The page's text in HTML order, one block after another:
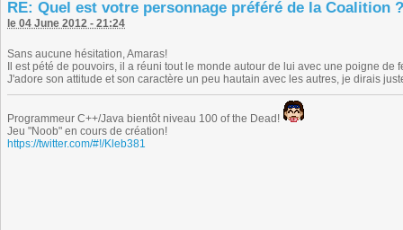
RE: Quel est votre personnage préféré de la Coalition ?
le 04 June 2012 - 21:24
Sans aucune hésitation, Amaras!
Il est pété de pouvoirs, il a réuni tout le monde autour de lui avec une poigne
J'adore son attitude et son caractère un peu hautain avec les autres, je dirais
Programmeur C++/Java bientôt niveau 100 of the Dead!
Jeu "Noob" en cours de création!
https://twitter.com/#!/Kleb381